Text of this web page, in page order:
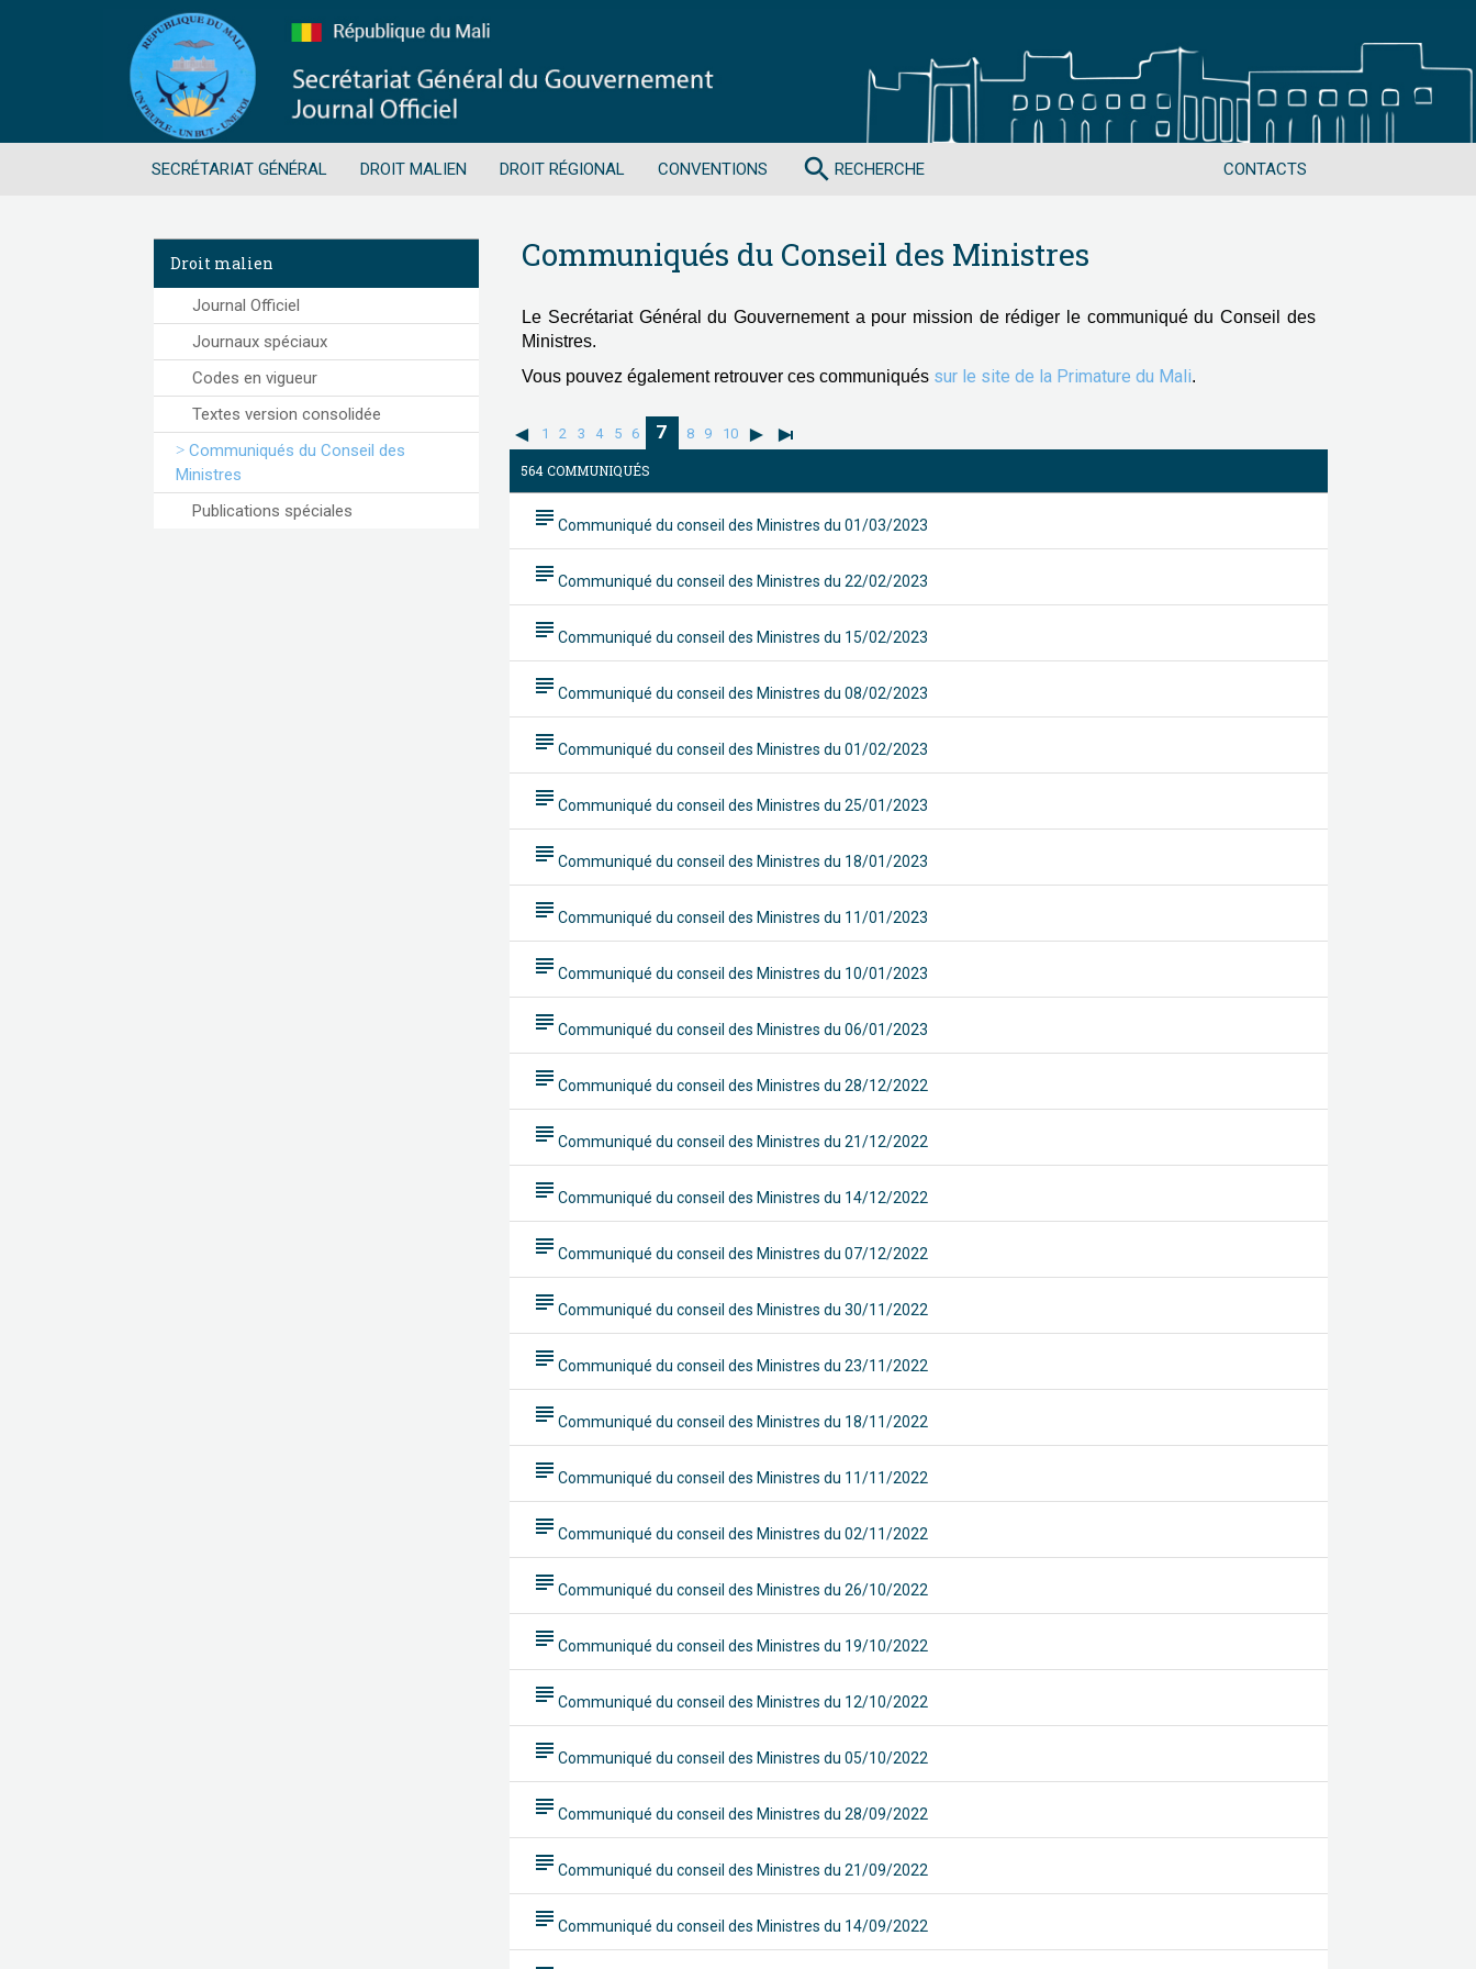
SECRÉTARIAT GÉNÉRAL DROIT MALIEN DROIT RÉGIONAL CONVENTIONS CONTACTS
search RECHERCHE
Droit malien
Journal Officiel
Journaux spéciaux
Codes en vigueur
Textes version consolidée
Communiqués du Conseil des
Ministres
Publications spéciales
Communiqués du Conseil des Ministres
Le Secrétariat Général du Gouvernement a pour mission de rédiger le communiqué du Conseil des
Ministres.
Vous pouvez également retrouver ces communiqués sur le site de la Primature du Mali.
1 2 3 4 5 6 7 8 9 10
564 COMMUNIQUÉS
subject Communiqué du conseil des Ministres du 01/03/2023
subject Communiqué du conseil des Ministres du 22/02/2023
subject Communiqué du conseil des Ministres du 15/02/2023
subject Communiqué du conseil des Ministres du 08/02/2023
subject Communiqué du conseil des Ministres du 01/02/2023
subject Communiqué du conseil des Ministres du 25/01/2023
subject Communiqué du conseil des Ministres du 18/01/2023
subject Communiqué du conseil des Ministres du 11/01/2023
subject Communiqué du conseil des Ministres du 10/01/2023
subject Communiqué du conseil des Ministres du 06/01/2023
subject Communiqué du conseil des Ministres du 28/12/2022
subject Communiqué du conseil des Ministres du 21/12/2022
subject Communiqué du conseil des Ministres du 14/12/2022
subject Communiqué du conseil des Ministres du 07/12/2022
subject Communiqué du conseil des Ministres du 30/11/2022
subject Communiqué du conseil des Ministres du 23/11/2022
subject Communiqué du conseil des Ministres du 18/11/2022
subject Communiqué du conseil des Ministres du 11/11/2022
subject Communiqué du conseil des Ministres du 02/11/2022
subject Communiqué du conseil des Ministres du 26/10/2022
subject Communiqué du conseil des Ministres du 19/10/2022
subject Communiqué du conseil des Ministres du 12/10/2022
subject Communiqué du conseil des Ministres du 05/10/2022
subject Communiqué du conseil des Ministres du 28/09/2022
subject Communiqué du conseil des Ministres du 21/09/2022
subject Communiqué du conseil des Ministres du 14/09/2022